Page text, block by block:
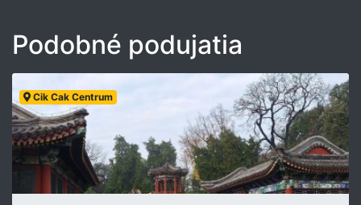
Podobné podujatia
Cik Cak Centrum